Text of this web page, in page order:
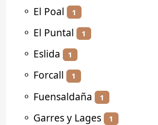
⚬ El Poal 1
⚬ El Puntal 1
⚬ Eslida 1
⚬ Forcall 1
⚬ Fuensaldaña 1
⚬ Garres y Lages 1